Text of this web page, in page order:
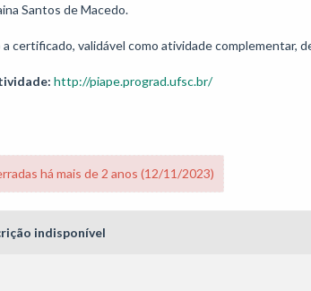
Santos de Macedo.
certificado, validável como atividade complementar,
http://piape.prograd.ufsc.br/
há mais de 2 anos (12/11/2023)
indisponível